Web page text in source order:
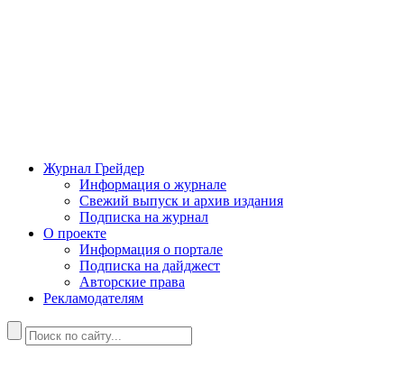
Журнал Грейдер
Информация о журнале
Свежий выпуск и архив издания
Подписка на журнал
О проекте
Информация о портале
Подписка на дайджест
Авторские права
Рекламодателям